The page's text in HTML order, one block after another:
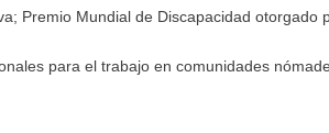
Premio Mundial de Discapacidad otorgado
para el trabajo en comunidades